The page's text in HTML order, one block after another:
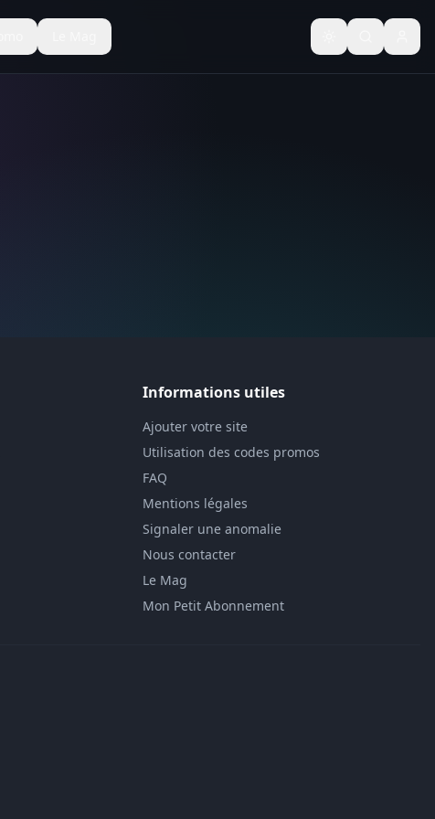
Basculer le
Informations utiles
Ajouter votre site
Utilisation des codes promos
FAQ
Mentions légales
Signaler une anomalie
Nous contacter
Le Mag
Mon Petit Abonnement